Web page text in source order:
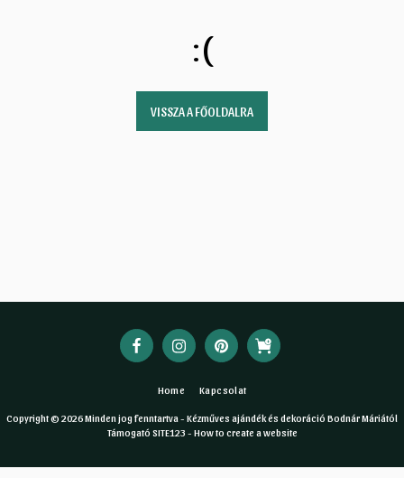
:(
VISSZA A FŐOLDALRA
Home Kapcsolat
Copyright © 2026 Minden jog fenntartva - Kézműves ajándék és dekoráció Bodnár Máriától
Támogató SITE123 - How to create a website